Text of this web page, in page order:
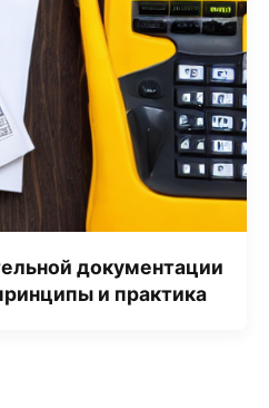
документации
и практика